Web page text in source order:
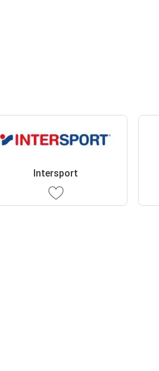
Intersport